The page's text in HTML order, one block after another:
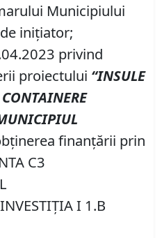
Municipiului
inițiator;
privind
proiectului “INSULE
finanțării prin
C3
I 1.B